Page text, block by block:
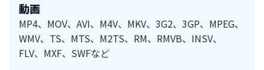
動画
MP4、MOV、AVI、M4V、MKV、3G2、3GP、MPEG、
WMV、TS、MTS、M2TS、RM、RMVB、INSV、
FLV、MXF、SWFなど